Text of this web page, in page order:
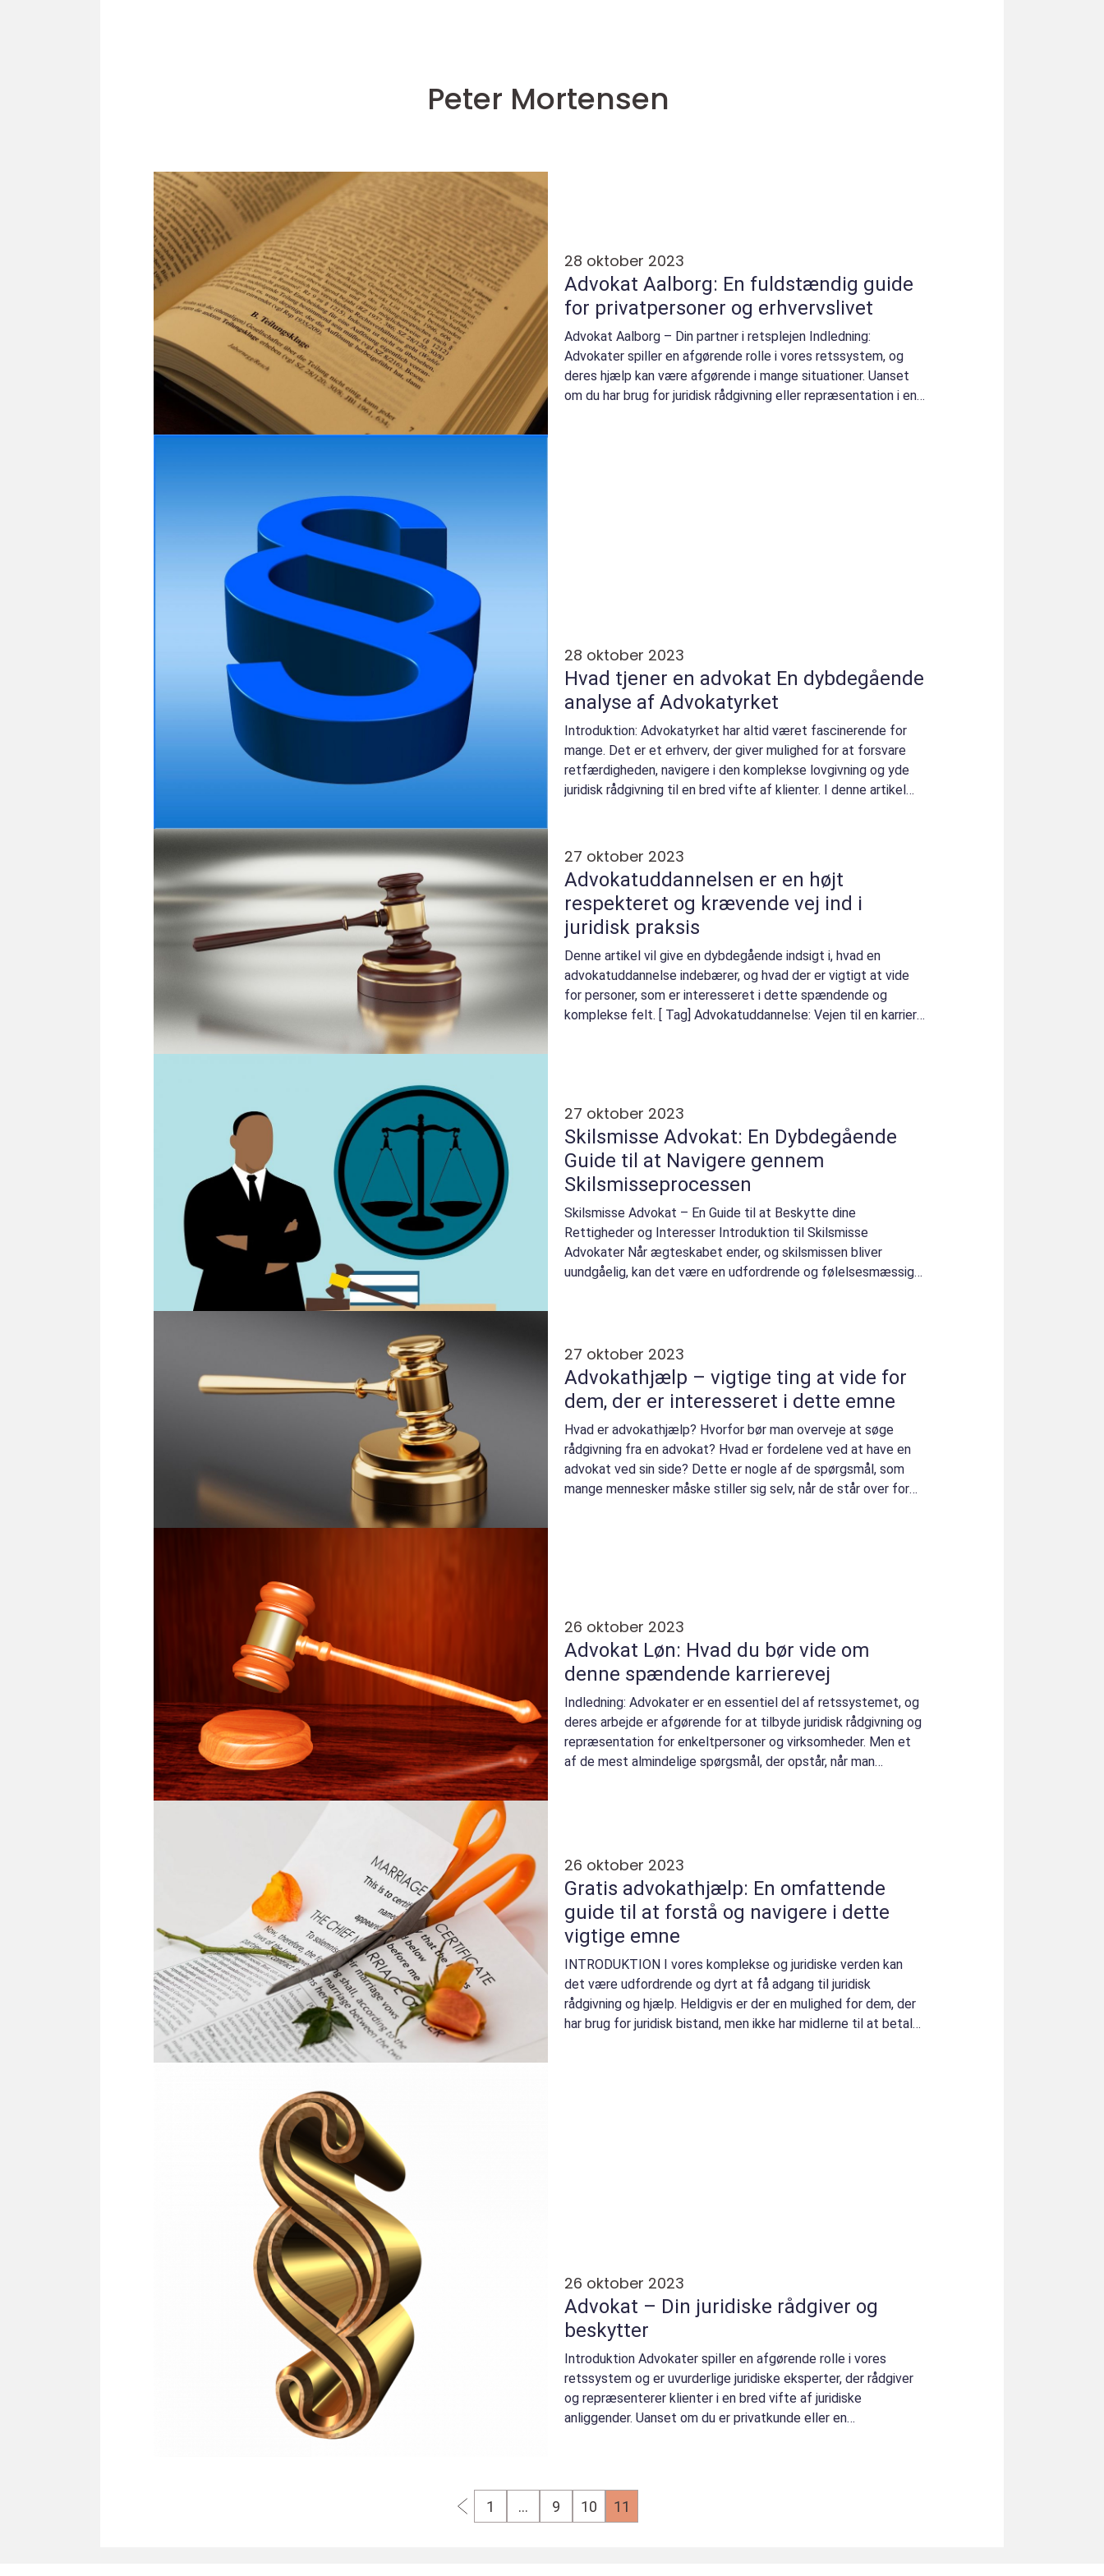
Peter Mortensen
28 oktober 2023
Advokat Aalborg: En fuldstændig guide
for privatpersoner og erhvervslivet
Advokat Aalborg – Din partner i retsplejen Indledning:
Advokater spiller en afgørende rolle i vores retssystem, og
deres hjælp kan være afgørende i mange situationer. Uanset
om du har brug for juridisk rådgivning eller repræsentation i en
28 oktober 2023
Hvad tjener en advokat En dybdegående
analyse af Advokatyrket
Introduktion: Advokatyrket har altid været fascinerende for
mange. Det er et erhverv, der giver mulighed for at forsvare
retfærdigheden, navigere i den komplekse lovgivning og yde
juridisk rådgivning til en bred vifte af klienter. I denne artikel
27 oktober 2023
Advokatuddannelsen er en højt
respekteret og krævende vej ind i
juridisk praksis
Denne artikel vil give en dybdegående indsigt i, hvad en
advokatuddannelse indebærer, og hvad der er vigtigt at vide
for personer, som er interesseret i dette spændende og
komplekse felt. [ Tag] Advokatuddannelse: Vejen til en karriere
27 oktober 2023
Skilsmisse Advokat: En Dybdegående
Guide til at Navigere gennem
Skilsmisseprocessen
Skilsmisse Advokat – En Guide til at Beskytte dine
Rettigheder og Interesser Introduktion til Skilsmisse
Advokater Når ægteskabet ender, og skilsmissen bliver
uundgåelig, kan det være en udfordrende og følelsesmæssig
27 oktober 2023
Advokathjælp – vigtige ting at vide for
dem, der er interesseret i dette emne
Hvad er advokathjælp? Hvorfor bør man overveje at søge
rådgivning fra en advokat? Hvad er fordelene ved at have en
advokat ved sin side? Dette er nogle af de spørgsmål, som
mange mennesker måske stiller sig selv, når de står over for
26 oktober 2023
Advokat Løn: Hvad du bør vide om
denne spændende karrierevej
Indledning: Advokater er en essentiel del af retssystemet, og
deres arbejde er afgørende for at tilbyde juridisk rådgivning og
repræsentation for enkeltpersoner og virksomheder. Men et
af de mest almindelige spørgsmål, der opstår, når man
26 oktober 2023
Gratis advokathjælp: En omfattende
guide til at forstå og navigere i dette
vigtige emne
INTRODUKTION I vores komplekse og juridiske verden kan
det være udfordrende og dyrt at få adgang til juridisk
rådgivning og hjælp. Heldigvis er der en mulighed for dem, der
har brug for juridisk bistand, men ikke har midlerne til at betale
26 oktober 2023
Advokat – Din juridiske rådgiver og
beskytter
Introduktion Advokater spiller en afgørende rolle i vores
retssystem og er uvurderlige juridiske eksperter, der rådgiver
og repræsenterer klienter i en bred vifte af juridiske
anliggender. Uanset om du er privatkunde eller en
1 … 9 10 11